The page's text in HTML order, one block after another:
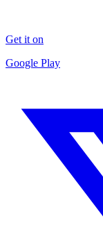
Get it on
Google Play